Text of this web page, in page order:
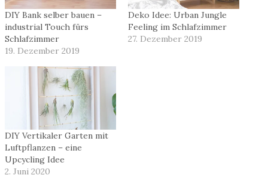
DIY Bank selber bauen –
industrial Touch fürs
Schlafzimmer
19. Dezember 2019
Deko Idee: Urban Jungle
Feeling im Schlafzimmer
27. Dezember 2019
DIY Vertikaler Garten mit
Luftpflanzen – eine
Upcycling Idee
2. Juni 2020